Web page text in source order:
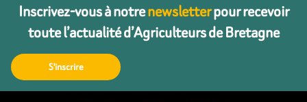
Inscrivez-vous à notrenewsletterpour recevoir
toute l’actualité d’Agriculteurs de Bretagne
S'inscrire